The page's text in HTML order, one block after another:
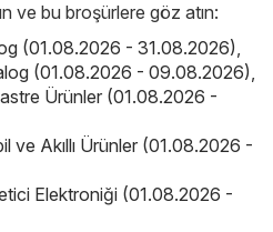
ve bu broşürlere göz atın:
(01.08.2026 - 31.08.2026),
(01.08.2026 - 09.08.2026),
Ürünler (01.08.2026 -
ve Akıllı Ürünler (01.08.2026 -
Elektroniği (01.08.2026 -